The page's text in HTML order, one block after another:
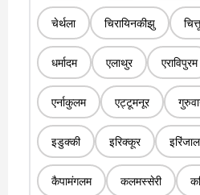
चेर्थला चिरायिनकीझु
धर्मादम एलाथुर एराविपुरम
एर्नाकुलम एट्टूमनूर
इडुक्की इरिक्कूर
कैपामंगलम कलमस्सेरी